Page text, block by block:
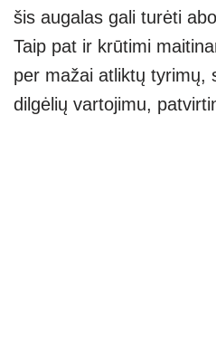
šis augalas gali turėti
Taip pat ir krūtimi
per mažai atliktų tyrimų,
dilgėlių vartojimu,